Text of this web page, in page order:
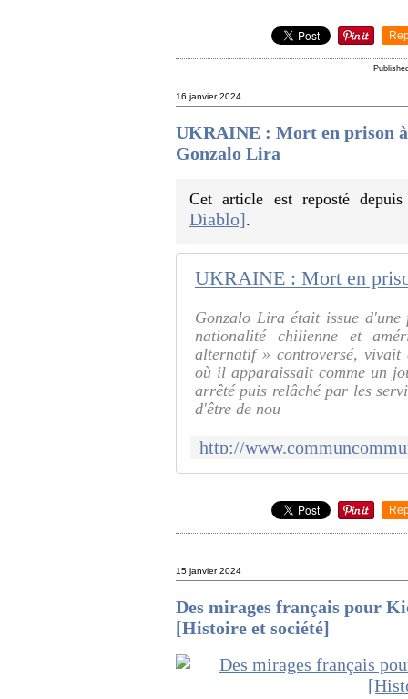
16 janvier 2024
UKRAINE : Mort en prison
Gonzalo Lira
Cet article est reposté
Diablo].
Gonzalo Lira était issue
nationalité chilienne et
alternatif » controversé, vivait
où il apparaissait comme un
arrêté puis relâché par les
d'être de nou
15 janvier 2024
Des mirages français pour
[Histoire et société]